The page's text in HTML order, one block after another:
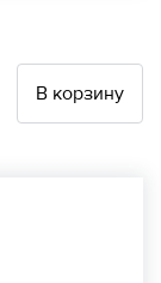
В корзину